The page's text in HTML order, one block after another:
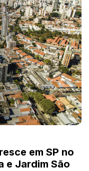
em SP no
e Jardim São